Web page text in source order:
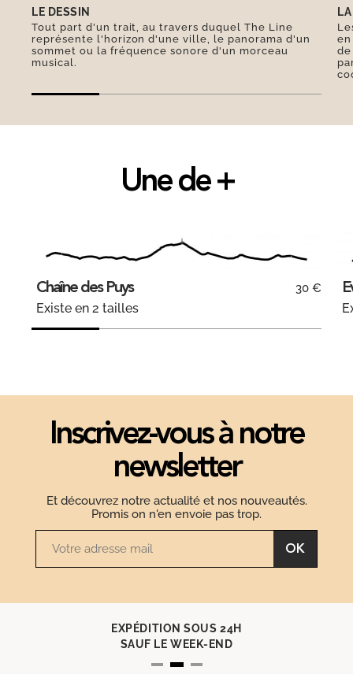
LE DESSIN
Tout part d'un trait, au travers duquel The Line
représente l'horizon d'une ville, le panorama d'un
sommet ou la fréquence sonore d'un morceau
musical.
Une de +
Chaîne des Puys 30 €
Existe en 2 tailles
Inscrivez-vous à notre
newsletter
Et découvrez notre actualité et nos nouveautés.
Promis on n'en envoie pas trop.
OK
EXPÉDITION SOUS 24H
SAUF LE WEEK-END